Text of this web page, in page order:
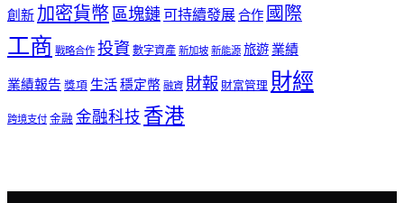
創新加密貨幣區塊鏈可持續發展合作國際
工商戰略合作投資數字資產新加坡新能源旅遊業績
業績報告獎項生活穩定幣融資財報 財富管理財經
跨境支付金融 金融科技香港